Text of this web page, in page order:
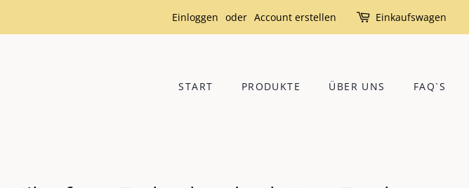
Einloggen oder Account erstellen Einkaufswagen
START PRODUKTE ÜBER UNS FAQ`S